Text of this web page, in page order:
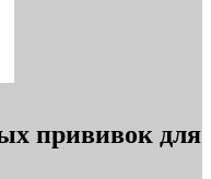
прививок для